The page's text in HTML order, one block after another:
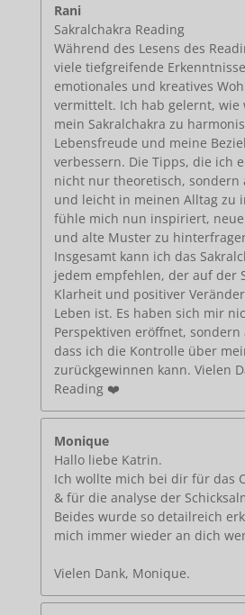
Rani
Sakralchakra Reading
Während des Lesens des
viele tiefgreifende
emotionales und kreatives
vermittelt. Ich hab gelernt, wie
mein Sakralchakra zu
Lebensfreude und meine
verbessern. Die Tipps, die ich
nicht nur theoretisch, sondern
und leicht in meinen Alltag zu
fühle mich nun inspiriert, neue
und alte Muster zu
Insgesamt kann ich das
jedem empfehlen, der auf der
Klarheit und positiver
Leben ist. Es haben sich mir
Perspektiven eröffnet, sondern
dass ich die Kontrolle über
zurückgewinnen kann. Vielen
Reading ❤️
Monique
Hallo liebe Katrin.
Ich wollte mich bei dir für das
& für die analyse der
Beides wurde so detailreich
mich immer wieder an dich
Vielen Dank, Monique.